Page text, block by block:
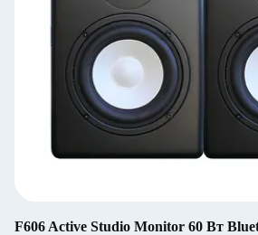
F606 Active Studio Monitor 60 Вт